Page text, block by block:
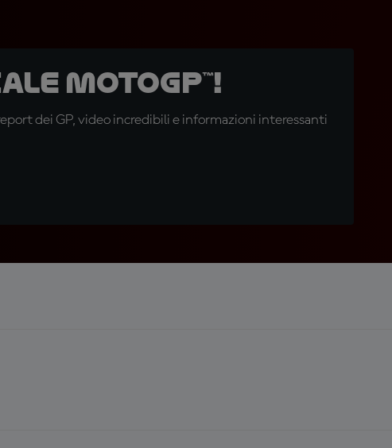
MotoGP™!
dei GP, video incredibili e informazioni interessanti